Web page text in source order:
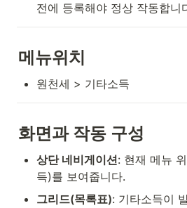
전에 등록해야 정상 작동합니
메뉴위치
원천세 > 기타소득
화면과 작동 구성
상단 네비게이션: 현재 메뉴
득)를 보여줍니다.
그리드(목록표): 기타소득이